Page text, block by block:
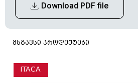
Download PDF file
მსგავსი პროდუქტები
ITACA